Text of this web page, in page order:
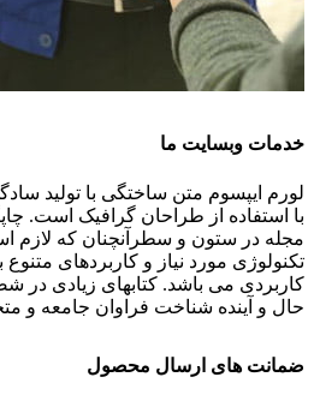
خدمات وبسایت ما
لورم ایپسوم متن ساختگی با تولید
با استفاده از طراحان گرافیک است.
مجله در ستون و سطرآنچنان که لازم
تکنولوژی مورد نیاز و کاربردهای متنوع
کاربردی می باشد. کتابهای زیادی
حال و آینده شناخت فراوان جامعه و
ضمانت های ارسال محصول